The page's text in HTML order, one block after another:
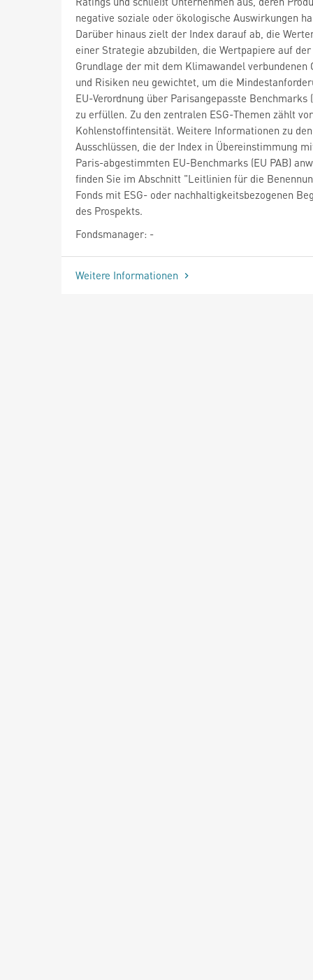
negative soziale oder ökologische Auswirkungen
Darüber hinaus zielt der Index darauf ab, die
einer Strategie abzubilden, die Wertpapiere auf der
Grundlage der mit dem Klimawandel verbundenen
und Risiken neu gewichtet, um die
EU-Verordnung über Parisangepasste Benchmarks
zu erfüllen. Zu den zentralen ESG-Themen zählt
Kohlenstoffintensität. Weitere Informationen zu den
Ausschlüssen, die der Index in Übereinstimmung
Paris-abgestimmten EU-Benchmarks (EU PAB)
finden Sie im Abschnitt "Leitlinien für die
Fonds mit ESG- oder nachhaltigkeitsbezogenen
des Prospekts.
Fondsmanager: -
Weitere Informationen